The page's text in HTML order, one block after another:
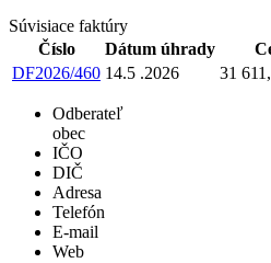
Súvisiace faktúry
Číslo
Dátum úhrady
DF2026/460 14.5 .2026 31
Odberateľ
obec
IČO
DIČ
Adresa
Telefón
E-mail
Web